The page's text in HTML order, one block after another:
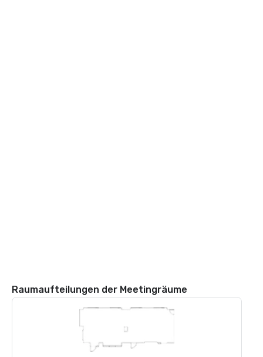
Raumaufteilungen der Meetingräume